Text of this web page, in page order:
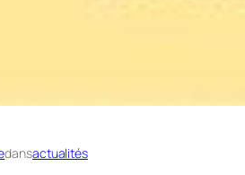
dansactualités